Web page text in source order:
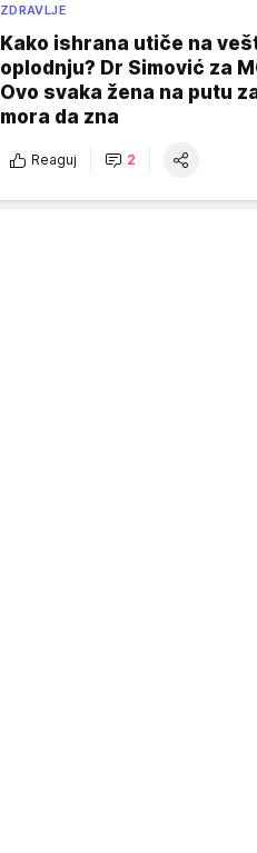
ZDRAVLJE
Kako ishrana utiče na
oplodnju? Dr Simović za
Ovo svaka žena na putu
mora da zna
Reaguj 2